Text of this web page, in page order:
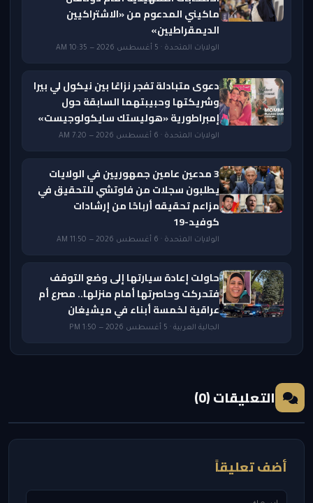
ماكيني المدعوم من «الاشتراكيين
الديمقراطيين»
الولايات المتحدة · 5 أغسطس 2026 — 10:35 AM
دعوى متبادلة تفجر نزاعًا بين نيكول لي بيرا
وشريكتها وحبيبتهما السابقة حول
إمبراطورية «هوليستك سايكولوجيست»
الولايات المتحدة · 6 أغسطس 2026 — 7:20 AM
3 مدعين عامين جمهوريين في الولايات
يطلبون سجلات من فاوتشي للتحقيق في
مزاعم تحقيقه أرباحًا من إرشادات
كوفيد-19
الولايات المتحدة · 6 أغسطس 2026 — 11:50 AM
حاولت إعادة سيارتها إلى وضع التوقف
فتحركت وحاصرتها أمام منزلها.. مصرع أم
عراقية لخمسة أبناء في ميشيغان
الجالية العربية · 5 أغسطس 2026 — 1:50 PM
التعليقات (0)
أضف تعليقاً